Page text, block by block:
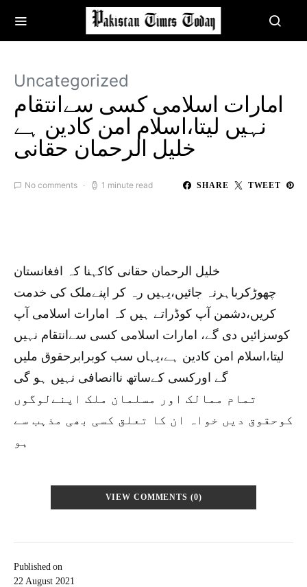
Uncategorized
امارات اسلامی کسی سےانتقام
نہیں لیتا،اسلام امن کادین ہے
خلیل الرحمان حقانی
No comments 1 minute read SHARE TWEET
Published on
22 August 2021
خلیل الرحمان حقانی کاکہنا کہ افغانستان
چھوڑکرباہرنہ جائیں،یہیں رہ کر اپنےملک کی خدمت
کریں،دشمن آپ کوڈراتے ہیں کہ امارات اسلامی آپ
کوسزائیں دی گے، امارات اسلامی کسی سےانتقام نہیں
لیتا،اسلام امن کادین ہے،یہاں سب کوبرابرحقوق ملیں
گے اورکسی کےساتھ ناانصافی نہیں ہو گی
تمام ممالک اور مسلمان ملک اپنےلوگوں
کوحقوق دیں خواہ ان کا تعلق کسی بھی مذہب سے
ہو
VIEW COMMENTS (0)